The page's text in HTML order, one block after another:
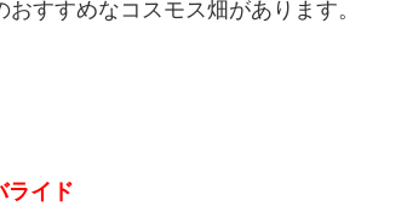
すすめなコスモス畑があります。
ライド